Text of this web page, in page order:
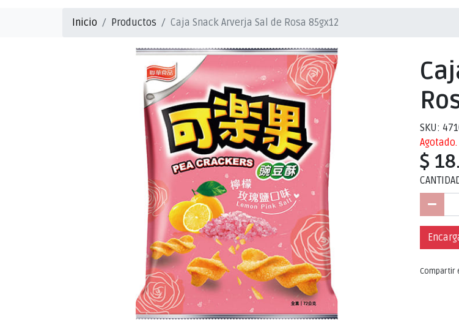
Inicio Productos Caja Snack Arverja Sal de Rosa 85gx12
SKU:
Agotado.
$
Compartir